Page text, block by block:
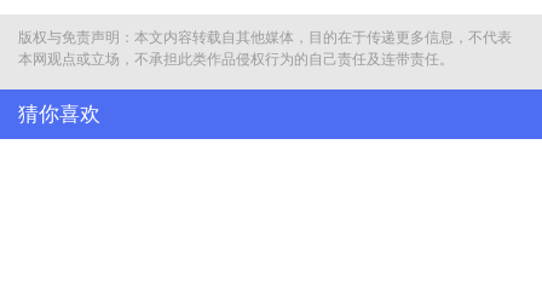
打反击再进1球。
版权与免责声明：本文内容转载自其他媒体，目的在于传递更多信息，不代表
本网观点或立场，不承担此类作品侵权行为的自己责任及连带责任。
猜你喜欢